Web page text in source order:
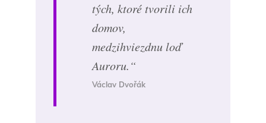
tých, ktoré tvorili ich
domov,
medzihviezdnu loď
Auroru.“
Václav Dvořák